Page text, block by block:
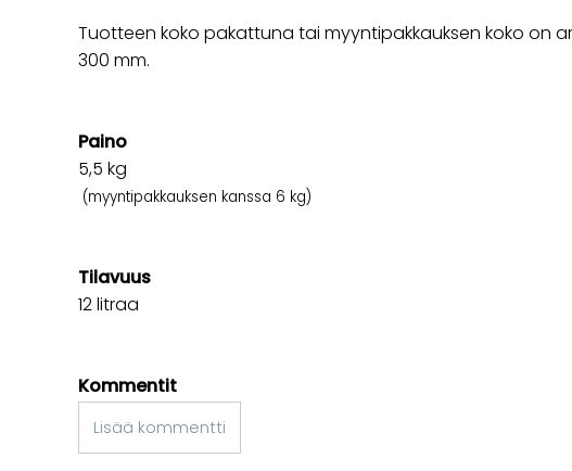
Tuotteen koko pakattuna tai myyntipakkauksen koko on
300 mm.
Paino
5,5 kg
(myyntipakkauksen kanssa 6 kg)
Tilavuus
12 litraa
Kommentit
Lisää kommentti